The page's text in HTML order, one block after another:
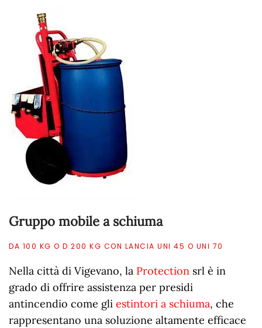
Gruppo mobile a schiuma
DA 100 KG O D 200 KG CON LANCIA UNI 45 O UNI 70
Nella città di Vigevano, la Protection srl è in
grado di offrire assistenza per presidi
antincendio come gli estintori a schiuma, che
rappresentano una soluzione altamente efficace